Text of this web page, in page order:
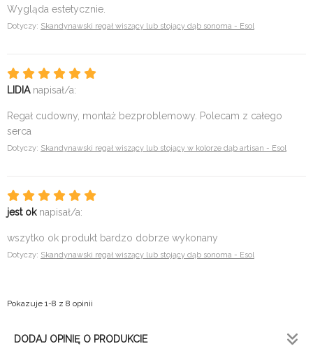
Wygląda estetycznie.
Dotyczy: Skandynawski regał wiszący lub stojący dąb sonoma - Esol
LIDIAnapisał/a:
Regał cudowny, montaż bezproblemowy. Polecam z całego
serca
Dotyczy: Skandynawski regał wiszący lub stojący w kolorze dąb artisan - Esol
jest oknapisał/a:
wszytko ok produkt bardzo dobrze wykonany
Dotyczy: Skandynawski regał wiszący lub stojący dąb sonoma - Esol
Pokazuje 1-8 z 8 opinii
DODAJ OPINIĘ O PRODUKCIE